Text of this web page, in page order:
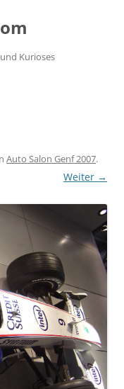
Kurioses
Auto Salon Genf 2007.
Weiter →